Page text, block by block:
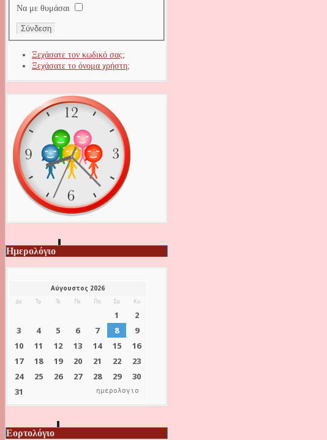
Να με θυμάσαι
Ξεχάσατε τον κωδικό σας;
Ξεχάσατε το όνομα χρήστη;
Ημερολόγιο
ημερολογιο
Εορτολόγιο